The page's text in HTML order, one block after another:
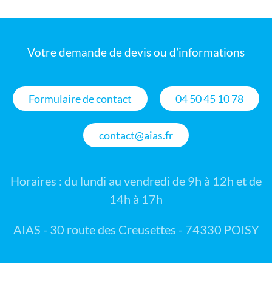
Votre demande de devis ou d’informations
Formulaire de contact 04 50 45 10 78
contact@aias.fr
Horaires : du lundi au vendredi de 9h à 12h et de
14h à 17h
AIAS - 30 route des Creusettes - 74330 POISY